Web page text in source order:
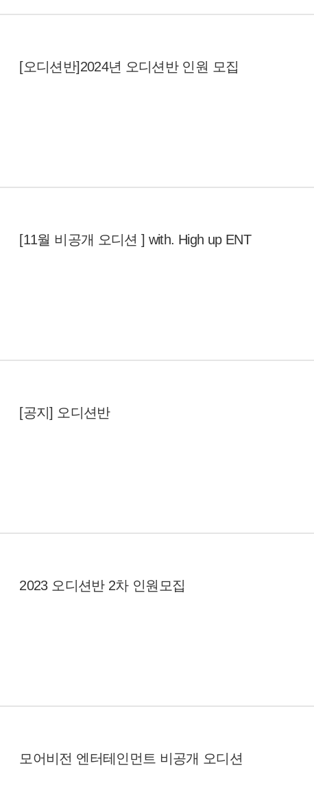
[오디션반]2024년 오디션반 인원 모집
[11월 비공개 오디션 ] with. High up ENT
[공지] 오디션반
2023 오디션반 2차 인원모집
모어비전 엔터테인먼트 비공개 오디션